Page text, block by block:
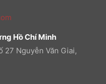
Hồ Chí Minh
27 Nguyễn Văn Giai,